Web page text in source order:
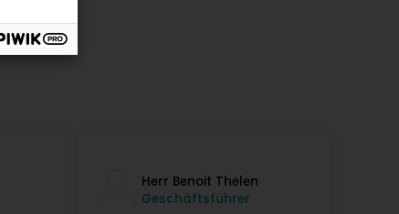
Herr Benoit Thelen
Geschäftsführer